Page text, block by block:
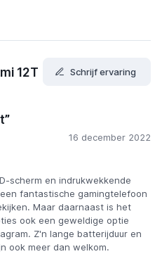
12T Schrijf ervaring
16 december 2022
scherm en indrukwekkende
fantastische gamingtelefoon
Maar daarnaast is het
ook een geweldige optie
Z'n lange batterijduur en
ook meer dan welkom.